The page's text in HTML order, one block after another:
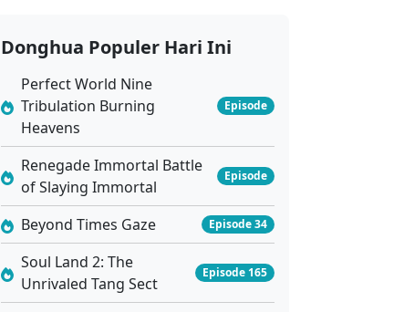
Donghua Populer Hari Ini
Perfect World Nine
Tribulation Burning
Heavens
Episode
Renegade Immortal Battle
of Slaying Immortal
Episode
Beyond Times Gaze Episode 34
Soul Land 2: The
Unrivaled Tang Sect
Episode 165